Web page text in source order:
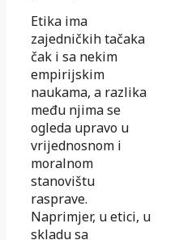
Etika ima
zajedničkih tačaka
čak i sa nekim
empirijskim
naukama, a razlika
među njima se
ogleda upravo u
vrijednosnom i
moralnom
stanovištu
rasprave.
Naprimjer, u etici, u
skladu sa